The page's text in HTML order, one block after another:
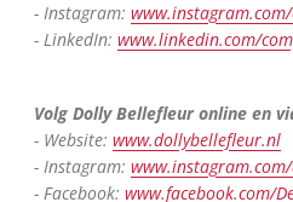
- Instagram:
- LinkedIn: www.linkedin.com/
Volg Dolly Bellefleur online en
- Website: www.dollybellefleur.nl
- Instagram:
- Facebook: www.facebook.com/